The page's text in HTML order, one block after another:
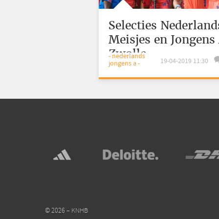
Selecties
Meisjes en Jongens
Zwolle
- nederlands
jongens a -
19-04-2019 11:30
© 2026 – KNHB